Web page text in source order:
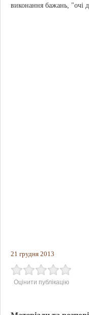
виконання бажань, "очі
21 грудня 2013
Оцінити публікацію